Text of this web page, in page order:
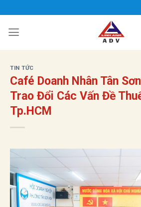
qua
nội
TIN TỨC
Café Doanh Nhân Tân
Trao Đổi Các Vấn Đề
Tp.HCM